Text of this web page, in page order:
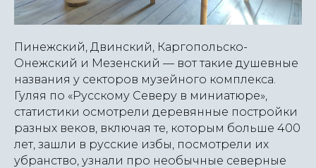
Пинежский, Двинский, Каргопольско-
Онежский и Мезенский — вот такие душевные
названия у секторов музейного комплекса.
Гуляя по «Русскому Северу в миниатюре»,
статистики осмотрели деревянные постройки
разных веков, включая те, которым больше 400
лет, зашли в русские избы, посмотрели их
убранство, узнали про необычные северные